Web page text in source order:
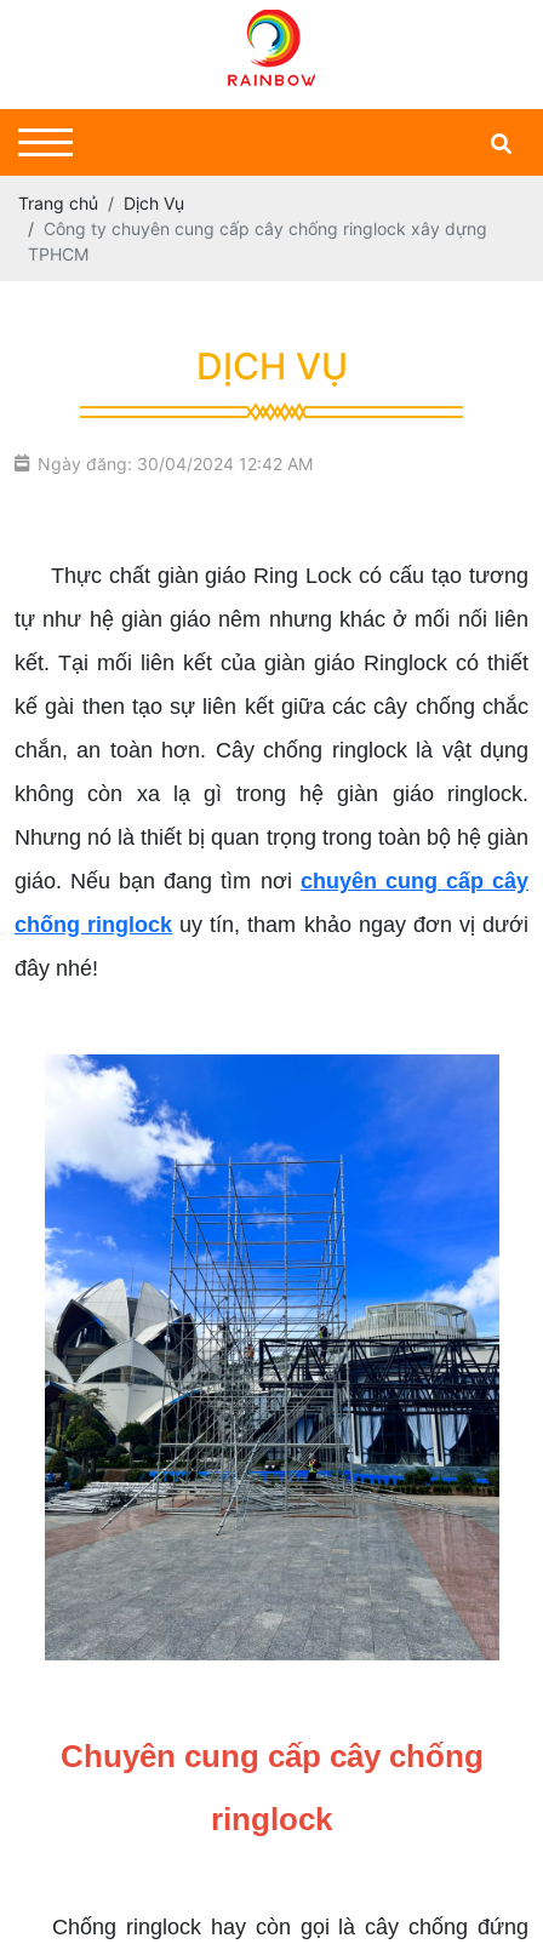
Trang chủ
Dịch Vụ
Công ty chuyên cung cấp cây chống ringlock xây dựng
TPHCM
DỊCH VỤ
Ngày đăng: 30/04/2024 12:42 AM
Thực chất giàn giáo Ring Lock có cấu tạo tương
tự như hệ giàn giáo nêm nhưng khác ở mối nối liên
kết. Tại mối liên kết của giàn giáo Ringlock có thiết
kế gài then tạo sự liên kết giữa các cây chống chắc
chắn, an toàn hơn. Cây chống ringlock là vật dụng
không còn xa lạ gì trong hệ giàn giáo ringlock.
Nhưng nó là thiết bị quan trọng trong toàn bộ hệ giàn
giáo. Nếu bạn đang tìm nơi chuyên cung cấp cây
chống ringlock uy tín, tham khảo ngay đơn vị dưới
đây nhé!
Chuyên cung cấp cây chống
ringlock
Chống ringlock hay còn gọi là cây chống đứng